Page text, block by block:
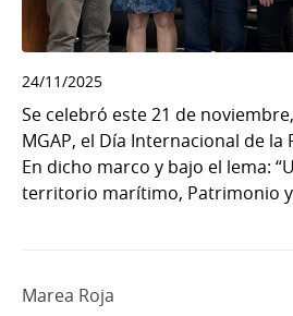
24/11/2025
Se celebró este 21 de
MGAP, el Día Internacional de la
En dicho marco y bajo el lema:
territorio marítimo, Patrimonio y
Marea Roja